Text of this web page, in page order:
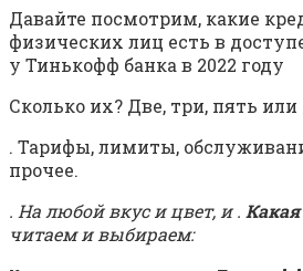
Давайте посмотрим, какие
физических лиц есть в
у Тинькофф банка в 2022 году
Сколько их? Две, три, пять или
. Тарифы, лимиты,
прочее.
. На любой вкус и цвет, и .
читаем и выбираем: